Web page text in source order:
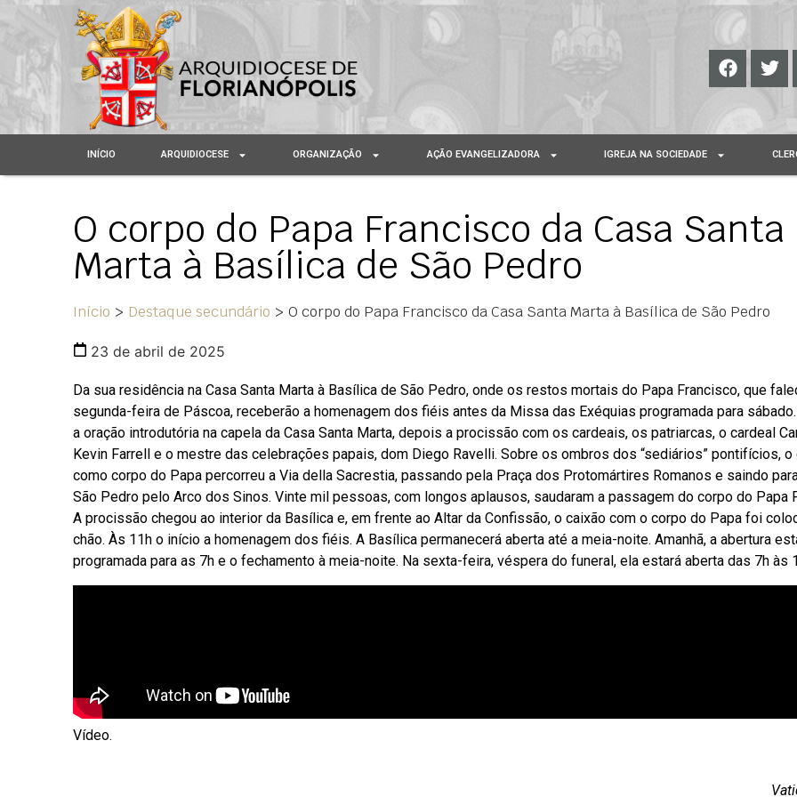
INÍCIO ARQUIDIOCESE ORGANIZAÇÃO AÇÃO EVANGELIZADORA IGREJA NA SOCIEDADE
O corpo do Papa Francisco da Casa Santa
Marta à Basílica de São Pedro
Início > Destaque secundário > O corpo do Papa Francisco da Casa Santa Marta à Basílica de São Pedro
23 de abril de 2025
Da sua residência na Casa Santa Marta à Basílica de São Pedro, onde os restos mortais do Papa Francisco, que
segunda-feira de Páscoa, receberão a homenagem dos fiéis antes da Missa das Exéquias programada para
a oração introdutória na capela da Casa Santa Marta, depois a procissão com os cardeais, os patriarcas, o cardeal
Kevin Farrell e o mestre das celebrações papais, dom Diego Ravelli. Sobre os ombros dos “sediários” pontifícios, o
como corpo do Papa percorreu a Via della Sacrestia, passando pela Praça dos Protomártires Romanos e saindo
São Pedro pelo Arco dos Sinos. Vinte mil pessoas, com longos aplausos, saudaram a passagem do corpo do Papa
A procissão chegou ao interior da Basílica e, em frente ao Altar da Confissão, o caixão com o corpo do Papa foi
chão. Às 11h o início a homenagem dos fiéis. A Basílica permanecerá aberta até a meia-noite. Amanhã, a abertura
programada para as 7h e o fechamento à meia-noite. Na sexta-feira, véspera do funeral, ela estará aberta das 7h às
Vídeo.